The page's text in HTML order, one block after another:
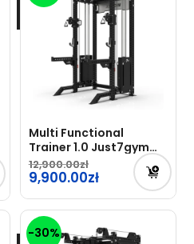
Multi Functional
Trainer 1.0 Just7gym
Professional
12,900.00
Pierwotna
cena
wynosiła:
12,900.00zł.
9,900.00
Aktualna
cena
wynosi:
-30%